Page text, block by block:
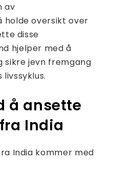
av
oversikt over
disse
hjelper med å
jevn fremgang
å ansette
India
India kommer med